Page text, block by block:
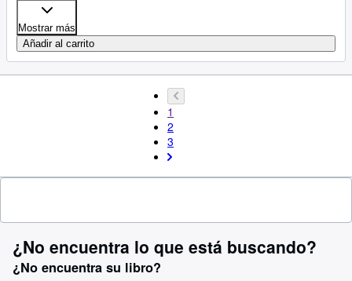
Mostrar más
Añadir al carrito
1
2
3
¿No encuentra lo que está buscando?
¿No encuentra su libro?